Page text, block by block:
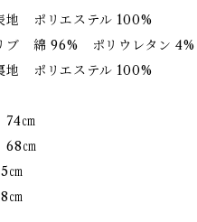
地 ポリエステル 100%
96% ポリウレタン 4%
リエステル 100%
74㎝
68㎝
㎝
㎝